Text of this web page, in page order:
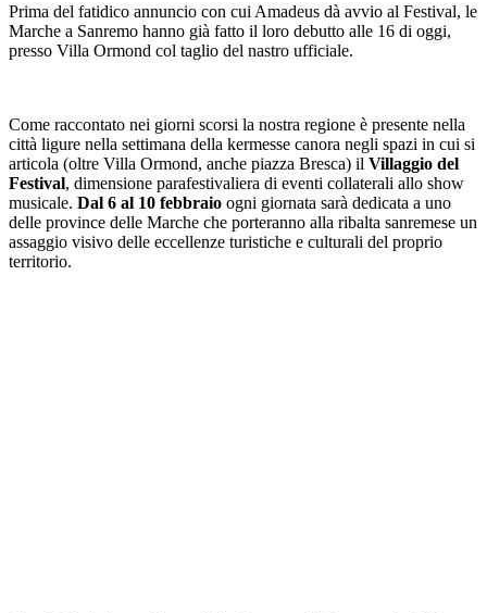
Prima del fatidico annuncio con cui Amadeus dà avvio al Festival, le
Marche a Sanremo hanno già fatto il loro debutto alle 16 di oggi,
presso Villa Ormond col taglio del nastro ufficiale.
Come raccontato nei giorni scorsi la nostra regione è presente nella
città ligure nella settimana della kermesse canora negli spazi in cui si
articola (oltre Villa Ormond, anche piazza Bresca) il Villaggio del
Festival, dimensione parafestivaliera di eventi collaterali allo show
musicale. Dal 6 al 10 febbraio ogni giornata sarà dedicata a uno
delle province delle Marche che porteranno alla ribalta sanremese un
assaggio visivo delle eccellenze turistiche e culturali del proprio
territorio.